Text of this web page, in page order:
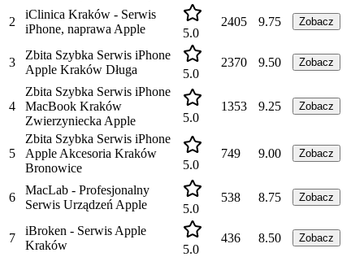
2
iClinica Kraków - Serwis
iPhone, naprawa Apple
5.0
2405 9.75 Zobacz
3
Zbita Szybka Serwis iPhone
Apple Kraków Długa
5.0
2370 9.50 Zobacz
4
Zbita Szybka Serwis iPhone
MacBook Kraków
Zwierzyniecka Apple
5.0
1353 9.25 Zobacz
5
Zbita Szybka Serwis iPhone
Apple Akcesoria Kraków
Bronowice
5.0
749 9.00 Zobacz
6
MacLab - Profesjonalny
Serwis Urządzeń Apple
5.0
538 8.75 Zobacz
7
iBroken - Serwis Apple
Kraków
5.0
436 8.50 Zobacz